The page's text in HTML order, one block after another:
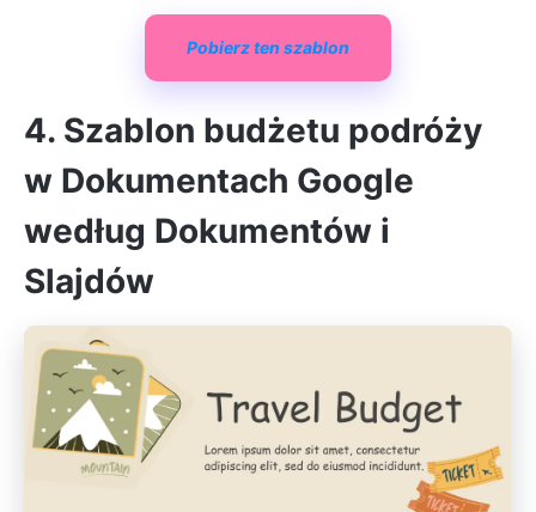
Pobierz ten szablon
4. Szablon budżetu podróży
w Dokumentach Google
według Dokumentów i
Slajdów